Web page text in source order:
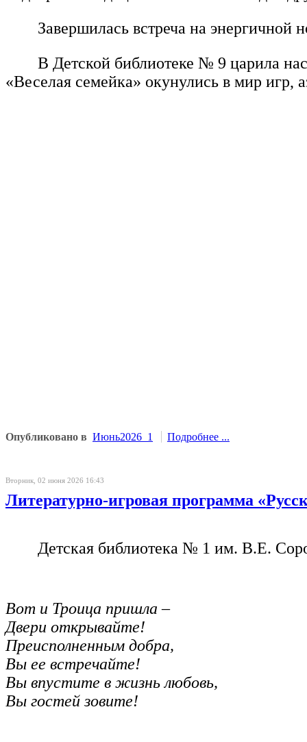
Завершилась встреча на энергичной
В Детской библиотеке № 9 царила
«Веселая семейка» окунулись в мир
Опубликовано в Июнь2026_1 Подробнее ...
Вторник, 02 июня 2026 16:43
Литературно-игровая программа
Детская библиотека № 1 им. В.Е.
Вот и Троица пришла –
Двери открывайте!
Преисполненным добра,
Вы ее встречайте!
Вы впустите в жизнь любовь,
Вы гостей зовите!